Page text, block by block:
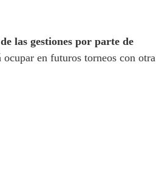
las gestiones por parte de
en futuros torneos con otra